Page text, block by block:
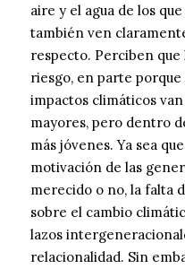
aire y el agua de los
también ven
respecto. Perciben que
riesgo, en parte
impactos climáticos
mayores, pero dentro
más jóvenes. Ya sea
motivación de las
merecido o no, la falta
sobre el cambio
lazos
relacionalidad. Sin